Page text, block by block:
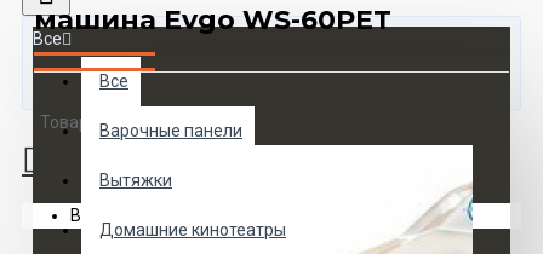
Все
Все
Варочные панели
Вытяжки
Домашние кинотеатры
Товаров 0 (0 руб.)
Ваша корзина пуста!
машина Evgo WS-60PET